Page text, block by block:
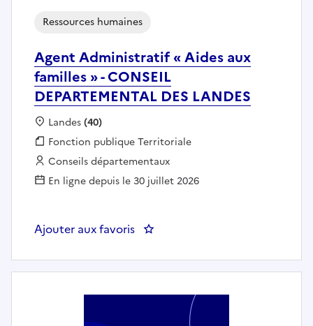
Agent Administratif « Aides aux
familles » - CONSEIL
DEPARTEMENTAL DES LANDES
Ressources humaines
Localisation :
Landes(40)
Fonction publique :
Fonction publique Territoriale
Employeur :
Conseils départementaux
En ligne depuis le 30 juillet 2026
Ajouter aux favoris : Agent Administratif « Aides aux